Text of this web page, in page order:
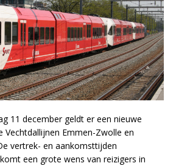
11 december geldt er een nieuwe
Vechtdallijnen Emmen-Zwolle en
vertrek- en aankomsttijden
een grote wens van reizigers in